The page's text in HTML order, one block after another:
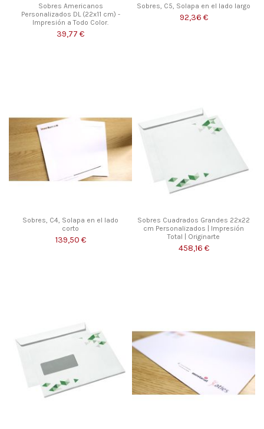
Sobres Americanos
Personalizados DL (22x11 cm) -
Impresión a Todo Color.
39,77 €
Sobres, C5, Solapa en el lado largo
92,36 €
Sobres, C4, Solapa en el lado
corto
139,50 €
Sobres Cuadrados Grandes 22x22
cm Personalizados | Impresión
Total | Originarte
458,16 €